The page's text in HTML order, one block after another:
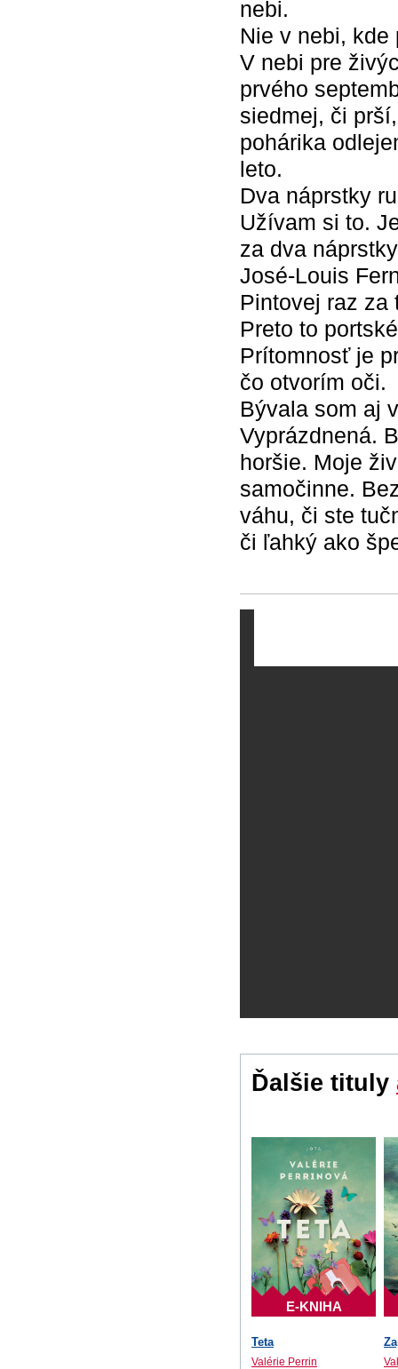
nebi.
Nie v nebi, kde
V nebi pre
prvého
siedmej, či
pohárika
leto.
Dva náprstky
Užívam si to.
za dva
José-Louis
Pintovej raz za
Preto to
Prítomnosť je
čo otvorím oči.
Bývala som aj
Vyprázdnená.
horšie. Moje
samočinne.
váhu, či ste
či ľahký ako
Ďalšie tituly
E-KNIHA
Teta
Valérie Perrin